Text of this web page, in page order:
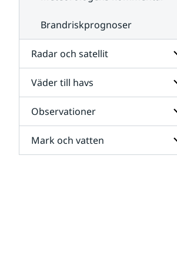
Brandriskprognoser
Radar och satellit
Väder till havs
Observationer
Mark och vatten